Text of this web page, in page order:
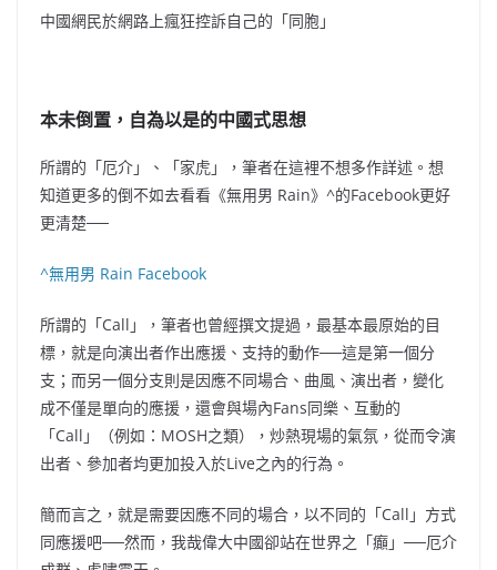
中國網民於網路上瘋狂控訴自己的「同胞」
本未倒置，自為以是的中國式思想
所謂的「厄介」、「家虎」，筆者在這裡不想多作詳述。想
知道更多的倒不如去看看《無用男 Rain》^的Facebook更好
更清楚──
^無用男 Rain Facebook
所謂的「Call」，筆者也曾經撰文提過，最基本最原始的目
標，就是向演出者作出應援、支持的動作──這是第一個分
支；而另一個分支則是因應不同場合、曲風、演出者，變化
成不僅是單向的應援，還會與場內Fans同樂、互動的
「Call」（例如：MOSH之類），炒熱現場的氣氛，從而令演
出者、參加者均更加投入於Live之內的行為。
簡而言之，就是需要因應不同的場合，以不同的「Call」方式
同應援吧──然而， 我哉偉大中國卻站在世界之「癲」──厄介